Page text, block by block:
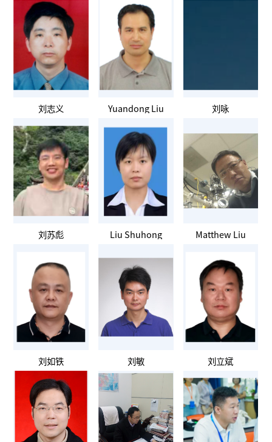
刘志义 Yuandong Liu 刘咏
刘苏彪 Liu Shuhong Matthew Liu
刘如铁 刘敏 刘立斌